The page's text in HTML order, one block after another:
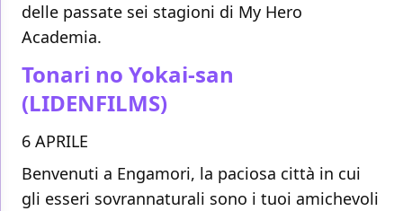
delle passate sei stagioni di My Hero
Academia.
Tonari no Yokai-san
(LIDENFILMS)
6 APRILE
Benvenuti a Engamori, la paciosa città in cui
gli esseri sovrannaturali sono i tuoi amichevoli